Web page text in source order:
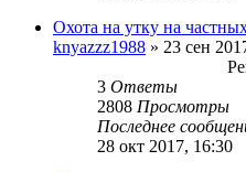
Охота на утку на
knyazzz1988 » 23 сен
3 Ответы
2808 Просмотры
Последнее
28 окт 2017, 16:30